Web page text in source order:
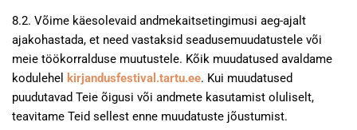
8.2. Võime käesolevaid andmekaitsetingimusi aeg-ajalt
ajakohastada, et need vastaksid seadusemuudatustele või
meie töökorralduse muutustele. Kõik muudatused avaldame
kodulehel
kirjandusfestival.tartu.ee. Kui muudatused
puudutavad Teie õigusi või andmete kasutamist oluliselt,
teavitame Teid sellest enne muudatuste jõustumist.